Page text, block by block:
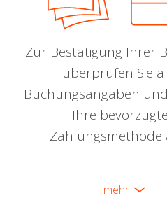
Zur Bestätigung Ihrer
überprüfen Sie
Buchungsangaben
Ihre bevorzugte
Zahlungsmethode
mehr